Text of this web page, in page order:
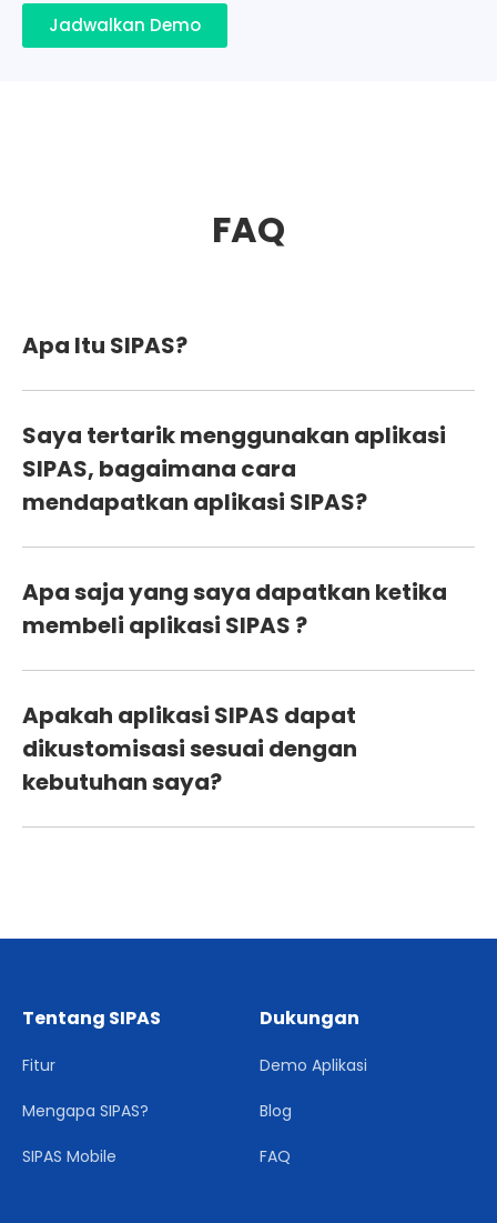
Jadwalkan Demo
FAQ
Apa Itu SIPAS?
Saya tertarik menggunakan aplikasi
SIPAS, bagaimana cara
mendapatkan aplikasi SIPAS?
Apa saja yang saya dapatkan ketika
membeli aplikasi SIPAS ?
Apakah aplikasi SIPAS dapat
dikustomisasi sesuai dengan
kebutuhan saya?
Tentang SIPAS
Fitur
Mengapa SIPAS?
SIPAS Mobile
Dukungan
Demo Aplikasi
Blog
FAQ